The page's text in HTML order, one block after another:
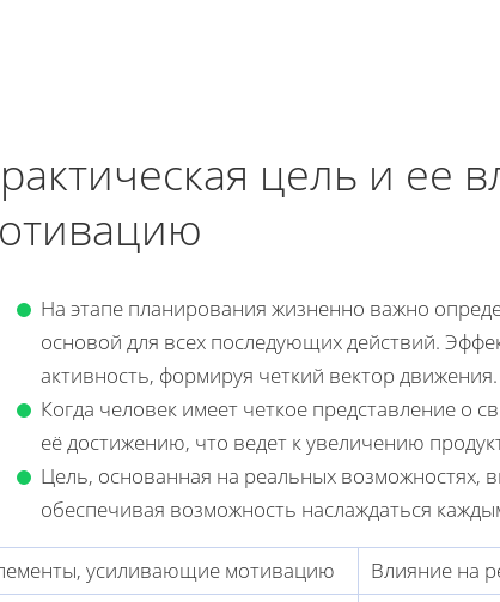
цель и ее
На этапе планирования жизненно важно
основой для всех последующих действий.
активность, формируя четкий вектор движения.
Когда человек имеет четкое представление о
её достижению, что ведет к увеличению
Цель, основанная на реальных возможностях,
обеспечивая возможность наслаждаться
усиливающие мотивацию
Влияние на